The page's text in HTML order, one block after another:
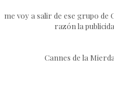
me voy a salir de ese grupo de
razón la
Cannes de la